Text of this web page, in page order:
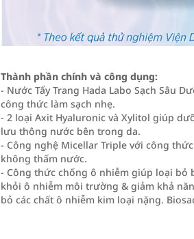
Thành phần chính và công dụng:
- Nước Tẩy Trang Hada Labo Sạch Sâu
công thức làm sạch nhẹ.
- 2 loại Axit Hyaluronic và Xylitol giúp
lưu thông nước bên trong da.
- Công nghệ Micellar Triple với công
không thấm nước.
- Công thức chống ô nhiễm giúp loại bỏ
khỏi ô nhiễm môi trường & giảm khả
bỏ các chất ô nhiễm kim loại nặng.